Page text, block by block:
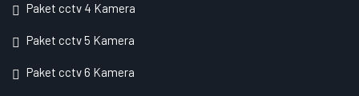
Paket cctv 4 Kamera
Paket cctv 5 Kamera
Paket cctv 6 Kamera